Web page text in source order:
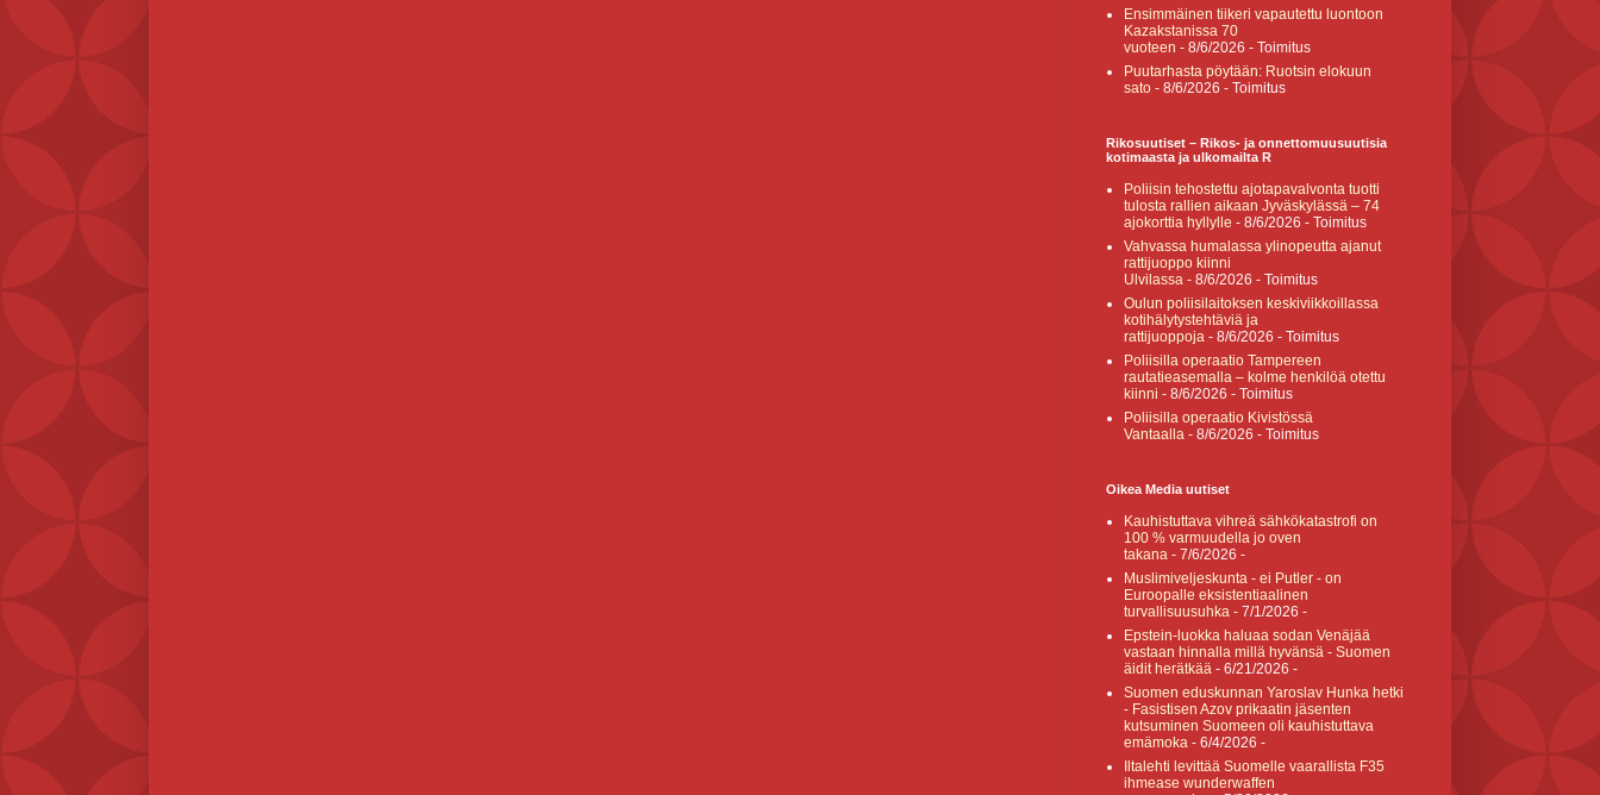
Ensimmäinen tiikeri vapautettu luontoon
Kazakstanissa 70
vuoteen - 8/6/2026 - Toimitus
Puutarhasta pöytään: Ruotsin elokuun
sato - 8/6/2026 - Toimitus
Rikosuutiset – Rikos- ja onnettomuusuutisia
kotimaasta ja ulkomailta R
Poliisin tehostettu ajotapavalvonta tuotti
tulosta rallien aikaan Jyväskylässä – 74
ajokorttia hyllylle - 8/6/2026 - Toimitus
Vahvassa humalassa ylinopeutta ajanut
rattijuoppo kiinni
Ulvilassa - 8/6/2026 - Toimitus
Oulun poliisilaitoksen keskiviikkoillassa
kotihälytystehtäviä ja
rattijuoppoja - 8/6/2026 - Toimitus
Poliisilla operaatio Tampereen
rautatieasemalla – kolme henkilöä otettu
kiinni - 8/6/2026 - Toimitus
Poliisilla operaatio Kivistössä
Vantaalla - 8/6/2026 - Toimitus
Oikea Media uutiset
Kauhistuttava vihreä sähkökatastrofi on
100 % varmuudella jo oven
takana - 7/6/2026 -
Muslimiveljeskunta - ei Putler - on
Euroopalle eksistentiaalinen
turvallisuusuhka - 7/1/2026 -
Epstein-luokka haluaa sodan Venäjää
vastaan hinnalla millä hyvänsä - Suomen
äidit herätkää - 6/21/2026 -
Suomen eduskunnan Yaroslav Hunka hetki
- Fasistisen Azov prikaatin jäsenten
kutsuminen Suomeen oli kauhistuttava
emämoka - 6/4/2026 -
Iltalehti levittää Suomelle vaarallista F35
ihmease wunderwaffen